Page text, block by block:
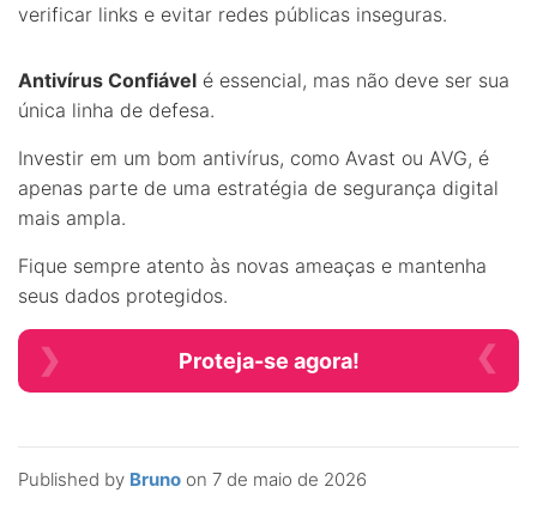
Published by Bruno on 7 de maio de 2026
verificar links e evitar redes públicas inseguras.
Antivírus Confiável é essencial, mas não deve ser sua
única linha de defesa.
Investir em um bom antivírus, como Avast ou AVG, é
apenas parte de uma estratégia de segurança digital
mais ampla.
Fique sempre atento às novas ameaças e mantenha
seus dados protegidos.
Proteja-se agora!